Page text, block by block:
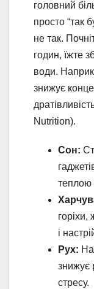
головний
просто “так
не так.
годин, їжте
води.
знижує
Nutrition).
Сон:
теплою
і
Рух:
знижує
стресу.